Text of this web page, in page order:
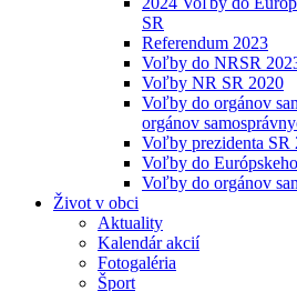
SR
Referendum 2023
Voľby do NRSR
Voľby NR SR 2020
Voľby do orgánov
orgánov
Voľby prezidenta SR
Voľby do
Voľby do orgánov
Život v obci
Aktuality
Kalendár akcií
Fotogaléria
Šport